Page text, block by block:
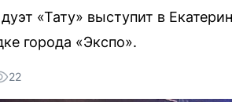
«Тату» выступит в
города «Экспо».
22